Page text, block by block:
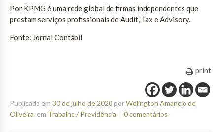
Por KPMG é uma rede global de firmas independentes que
prestam serviços profissionais de Audit, Tax e Advisory.
Fonte: Jornal Contábil
print
Publicado em 30 de julho de 2020porWelington Amancio de
Oliveira em Trabalho / Previdência 0 comentários